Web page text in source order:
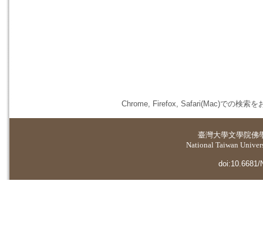
Chrome, Firefox, Safari(Mac)での検索を
臺灣大學文學院佛
National Taiwan
doi:10.6681/